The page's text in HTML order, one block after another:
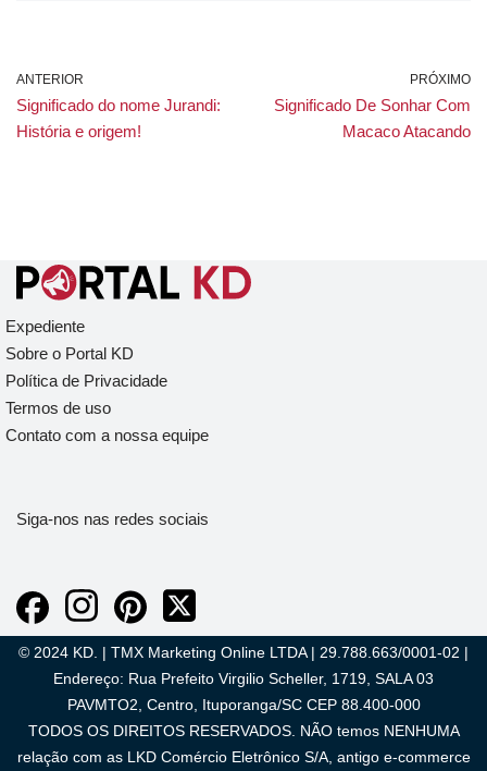
ANTERIOR
Significado do nome Jurandi:
História e origem!
PRÓXIMO
Significado De Sonhar Com
Macaco Atacando
Expediente
Sobre o Portal KD
Política de Privacidade
Termos de uso
Contato com a nossa equipe
Siga-nos nas redes sociais
© 2024 KD. | TMX Marketing Online LTDA | 29.788.663/0001-02 |
Endereço: Rua Prefeito Virgilio Scheller, 1719, SALA 03
PAVMTO2, Centro, Ituporanga/SC CEP 88.400-000
TODOS OS DIREITOS RESERVADOS. NÃO temos NENHUMA
relação com as LKD Comércio Eletrônico S/A, antigo e-commerce